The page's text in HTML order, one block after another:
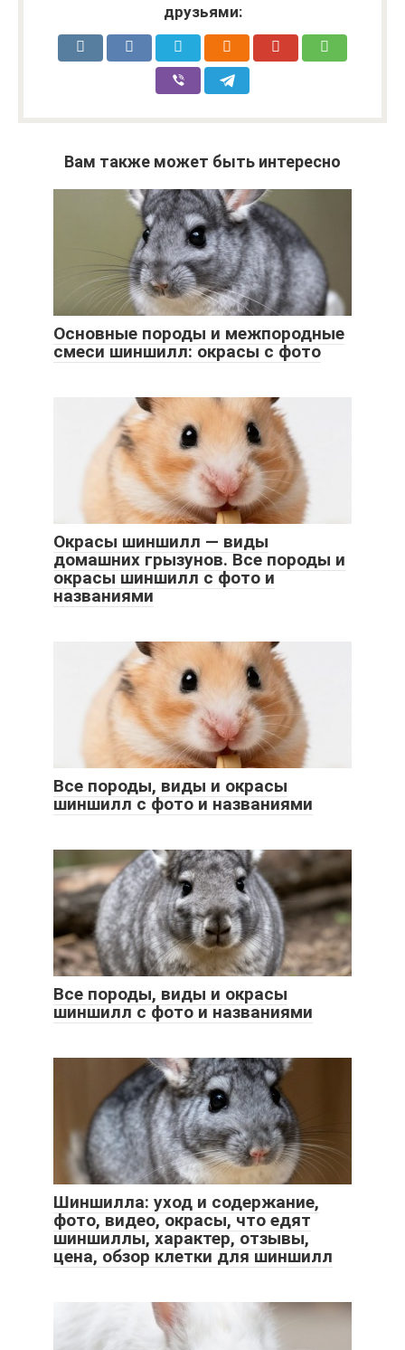
друзьями:
Вам также может быть интересно
Основные породы и межпородные
смеси шиншилл: окрасы с фото
Окрасы шиншилл — виды
домашних грызунов. Все породы и
окрасы шиншилл с фото и
названиями
Все породы, виды и окрасы
шиншилл с фото и названиями
Все породы, виды и окрасы
шиншилл с фото и названиями
Шиншилла: уход и содержание,
фото, видео, окрасы, что едят
шиншиллы, характер, отзывы,
цена, обзор клетки для шиншилл